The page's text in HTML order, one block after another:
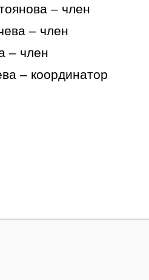
– член
– член
– член
– координатор